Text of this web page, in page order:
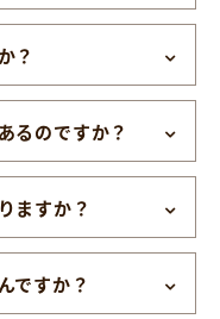
？
るのですか？
ますか？
ですか？